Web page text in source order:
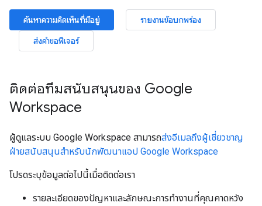
ค้นหาความคิดเห็นที่มีอยู่
รายงานข้อบกพร่อง
ส่งคำขอฟีเจอร์
ติดต่อทีมสนับสนุนของ Google
Workspace
ผู้ดูแลระบบ Google Workspace สามารถส่งอีเมลถึงผู้เชี่ยวชาญ
ฝ่ายสนับสนุนสำหรับนักพัฒนาแอป Google Workspace
โปรดระบุข้อมูลต่อไปนี้เมื่อติดต่อเรา
รายละเอียดของปัญหาและลักษณะการทำงานที่คุณคาดหวัง